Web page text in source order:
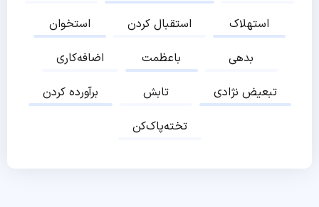
استخوان
استقبال کردن
استهلاک
اضافه‌کاری
باعظمت
بدهی
برآورده کردن
تابش
تبعیض نژادی
تخته‌پاک‌کن